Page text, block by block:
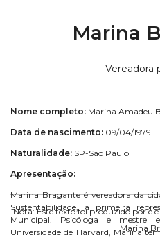
Marina
Vereadora
Nome completo: Marina Amadeu
Data de nascimento: 09/04/1979
Naturalidade: SP-São Paulo
Apresentação:
Marina Bragante é vereadora da
Sustentabilidade, a primeira
Municipal. Psicóloga e mestre
Universidade de Harvard, Marina
Nota: Este texto foi produzido por e
Marina